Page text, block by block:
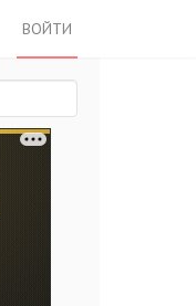
ВОЙТИ